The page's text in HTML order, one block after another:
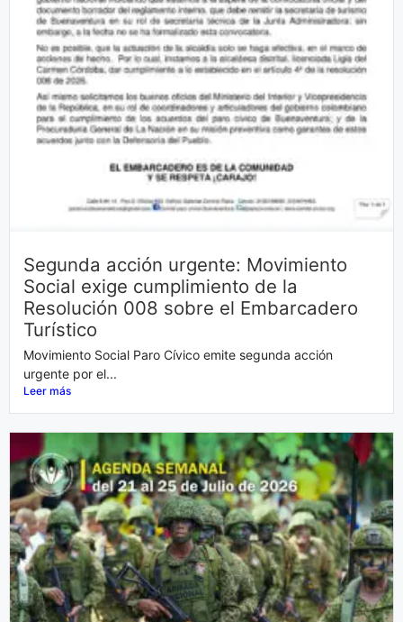
Segunda acción urgente: Movimiento
Social exige cumplimiento de la
Resolución 008 sobre el Embarcadero
Turístico
Movimiento Social Paro Cívico emite segunda acción
urgente por el...
Leer más